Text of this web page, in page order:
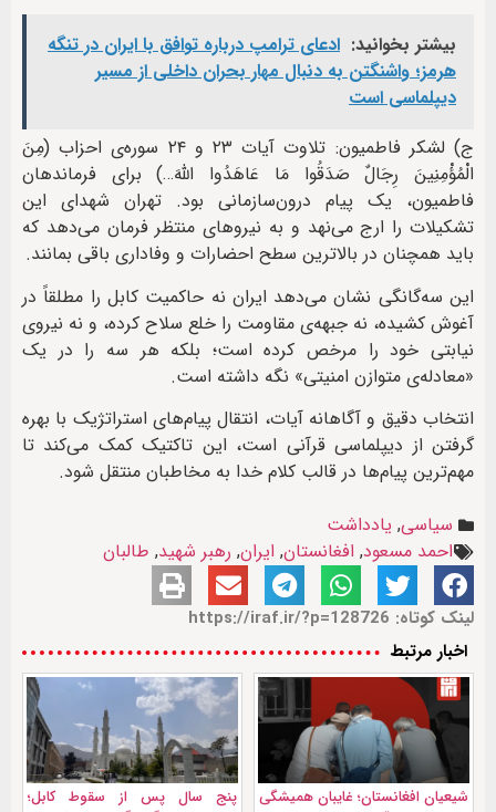
بیشتر بخوانید: ادعای ترامپ درباره توافق با ایران در تنگه
هرمز؛ واشنگتن به دنبال مهار بحران داخلی از مسیر
دیپلماسی است
ج) لشکر فاطمیون: تلاوت آیات ۲۳ و ۲۴ سوره‌ی احزاب (مِنَ
الْمُؤْمِنِينَ رِجَالٌ صَدَقُوا مَا عَاهَدُوا اللَّهَ…) برای فرماندهان
فاطمیون، یک پیام درون‌سازمانی بود. تهران شهدای این
تشکیلات را ارج می‌نهد و به نیروهای منتظر فرمان می‌دهد که
باید همچنان در بالاترین سطح احضارات و وفاداری باقی بمانند.
این سه‌گانگی نشان می‌دهد ایران نه حاکمیت کابل را مطلقاً در
آغوش کشیده، نه جبهه‌ی مقاومت را خلع سلاح کرده، و نه نیروی
نیابتی خود را مرخص کرده است؛ بلکه هر سه را در یک
«معادله‌ی متوازن امنیتی» نگه داشته است.
انتخاب دقیق و آگاهانه آیات، انتقال پیام‌های استراتژیک با بهره
گرفتن از دیپلماسی قرآنی است، این تاکتیک کمک می‌کند تا
مهم‌ترین پیام‌ها در قالب کلام خدا به مخاطبان منتقل شود.
سیاسی, یادداشت
احمد مسعود, افغانستان, ایران, رهبر شهید, طالبان
لینک کوتاه: https://iraf.ir/?p=128726
اخبار مرتبط
شیعیان افغانستان؛ غایبان همیشگی
پنج سال پس از سقوط کابل؛